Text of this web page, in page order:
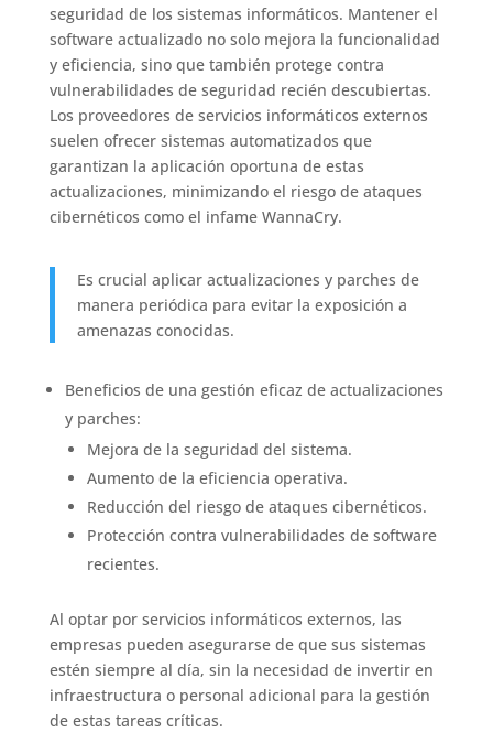
seguridad de los sistemas informáticos. Mantener el
software actualizado no solo mejora la funcionalidad
y eficiencia, sino que también protege contra
vulnerabilidades de seguridad recién descubiertas.
Los proveedores de servicios informáticos externos
suelen ofrecer sistemas automatizados que
garantizan la aplicación oportuna de estas
actualizaciones, minimizando el riesgo de ataques
cibernéticos como el infame WannaCry.
Es crucial aplicar actualizaciones y parches de
manera periódica para evitar la exposición a
amenazas conocidas.
Beneficios de una gestión eficaz de actualizaciones
y parches:
Mejora de la seguridad del sistema.
Aumento de la eficiencia operativa.
Reducción del riesgo de ataques cibernéticos.
Protección contra vulnerabilidades de software
recientes.
Al optar por servicios informáticos externos, las
empresas pueden asegurarse de que sus sistemas
estén siempre al día, sin la necesidad de invertir en
infraestructura o personal adicional para la gestión
de estas tareas críticas.